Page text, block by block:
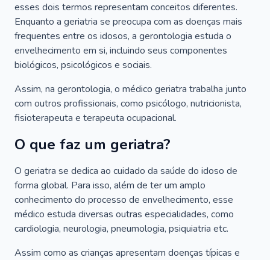
esses dois termos representam conceitos diferentes.
Enquanto a geriatria se preocupa com as doenças mais
frequentes entre os idosos, a gerontologia estuda o
envelhecimento em si, incluindo seus componentes
biológicos, psicológicos e sociais.
Assim, na gerontologia, o médico geriatra trabalha junto
com outros profissionais, como psicólogo, nutricionista,
fisioterapeuta e terapeuta ocupacional.
O que faz um geriatra?
O geriatra se dedica ao cuidado da saúde do idoso de
forma global. Para isso, além de ter um amplo
conhecimento do processo de envelhecimento, esse
médico estuda diversas outras especialidades, como
cardiologia, neurologia, pneumologia, psiquiatria etc.
Assim como as crianças apresentam doenças típicas e